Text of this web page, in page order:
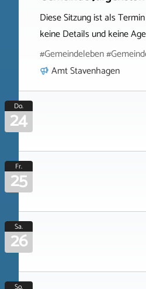
Diese Sitzung ist als
keine Details und keine
#Gemeindeleben
Amt Stavenhagen
Do.
24
Fr.
25
Sa.
26